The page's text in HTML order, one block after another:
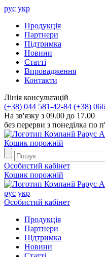
рус укр
Продукцiя
Партнери
Пiдтримка
Новини
Статті
Впровадження
Контакти
Лiнiя консультацiй
(+38) 044 581-42-84 (+38)
На зв'язку з 09.00 до 17.00
без перерви з понеділка по
Кошик порожній
Особистий кабінет
Кошик порожній
рус укр
Особистий кабінет
Продукцiя
Партнери
Пiдтримка
Новини